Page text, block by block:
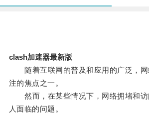
clash加速器最新版
随着互联网的普及和应用的广泛，网
注的焦点之一。
然而，在某些情况下，网络拥堵和访
人面临的问题。